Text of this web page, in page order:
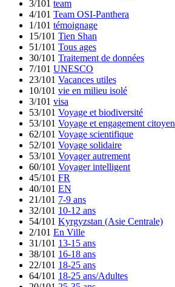
3/101 team
4/101 Team OSI-Panthera
1/101 témoignage
15/101 Tien Shan
51/101 Tous ages
30/101 Traitement de données
7/101 UNESCO
23/101 Vacances utiles
10/101 vie en milieu isolé
3/101 visa
53/101 Voyage et biodiversité
53/101 Voyage et engagement citoyen
62/101 Voyage scientifique
52/101 Voyage solidaire
53/101 Voyager autrement
60/101 Voyager intelligent
45/101 FR
40/101 EN
21/101 7-9 ans
32/101 10-12 ans
54/101 Kyrgyzstan (Asie Centrale)
2/101 En Ville
31/101 13-15 ans
38/101 16-18 ans
22/101 18-25 ans
64/101 18-25 ans/Adultes